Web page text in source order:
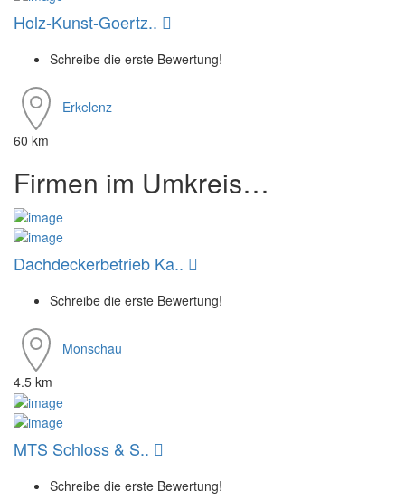
Holz-Kunst-Goertz..
Schreibe die erste Bewertung!
Erkelenz
60 km
Firmen im Umkreis…
Dachdeckerbetrieb Ka..
Schreibe die erste Bewertung!
Monschau
4.5 km
MTS Schloss & S..
Schreibe die erste Bewertung!